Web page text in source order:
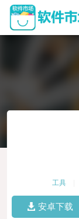
工具
安卓下载